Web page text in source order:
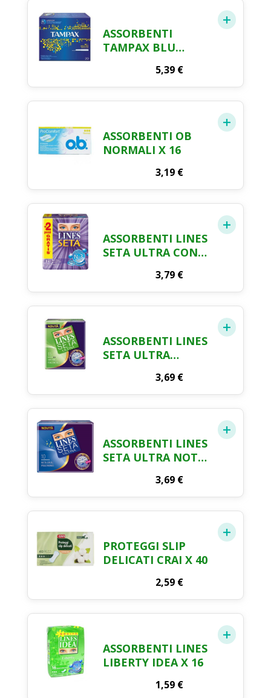
ASSORBENTI
TAMPAX BLU
5,39 €
ASSORBENTI OB
NORMALI X 16
3,19 €
ASSORBENTI LINES
SETA ULTRA CON
3,79 €
ASSORBENTI LINES
SETA ULTRA
3,69 €
ASSORBENTI LINES
SETA ULTRA NOTTE
3,69 €
PROTEGGI SLIP
DELICATI CRAI X 40
2,59 €
ASSORBENTI LINES
LIBERTY IDEA X 16
1,59 €